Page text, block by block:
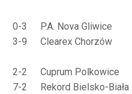
0-3
P.A. Nova Gliwice
3-9 Clearex Chorzów
2-2
Cuprum Polkowice
7-2
Rekord Bielsko-Biała